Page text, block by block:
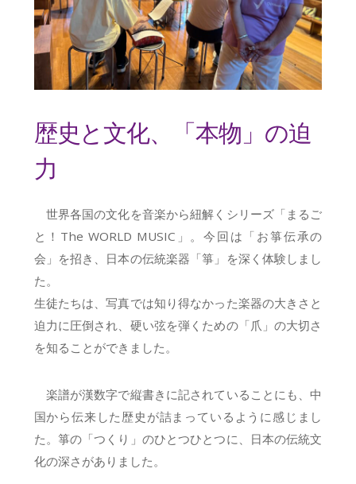
歴史と文化、「本物」の迫
力
世界各国の文化を音楽から紐解くシリーズ「まるご
と！The WORLD MUSIC」。今回は「お箏伝承の
会」を招き、日本の伝統楽器「箏」を深く体験しまし
た。
生徒たちは、写真では知り得なかった楽器の大きさと
迫力に圧倒され、硬い弦を弾くための「爪」の大切さ
を知ることができました。
楽譜が漢数字で縦書きに記されていることにも、中
国から伝来した歴史が詰まっているように感じまし
た。箏の「つくり」のひとつひとつに、日本の伝統文
化の深さがありました。